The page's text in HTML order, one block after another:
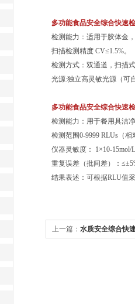
多功能食品安全综合快速
检测能力：适用于胶体金
扫描检测精度 CV≤1.5%。
检测方式：双通道，扫描
光源:独立高灵敏光源（可
多功能食品安全综合快速
检测能力：用于餐用具洁
检测范围0-9999 RLUs（
仪器灵敏度： 1×10-15mol/
重复误差（批间差）：
结果表述：可根据RLU值
上一篇： 水质安全综合快